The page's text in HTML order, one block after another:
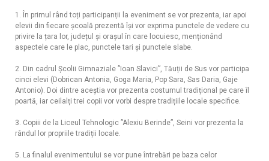
1. În primul rând toți participanții la eveniment se vor prezenta, iar apoi
elevii din fiecare școală prezentă își vor exprima punctele de vedere cu
privire la țara lor, județul și orașul în care locuiesc, menționând
aspectele care le plac, punctele tari și punctele slabe.
2. Din cadrul Școlii Gimnaziale ”Ioan Slavici”, Tăuții de Sus vor participa
cinci elevi (Dobrican Antonia, Goga Maria, Pop Sara, Sas Daria, Gaje
Antonio). Doi dintre aceștia vor prezenta costumul tradițional pe care îl
poartă, iar ceilalți trei copii vor vorbi despre tradițiile locale specifice.
3. Copiii de la Liceul Tehnologic ”Alexiu Berinde”, Seini vor prezenta la
rândul lor propriile tradiții locale.
5. La finalul evenimentului se vor pune întrebări pe baza celor